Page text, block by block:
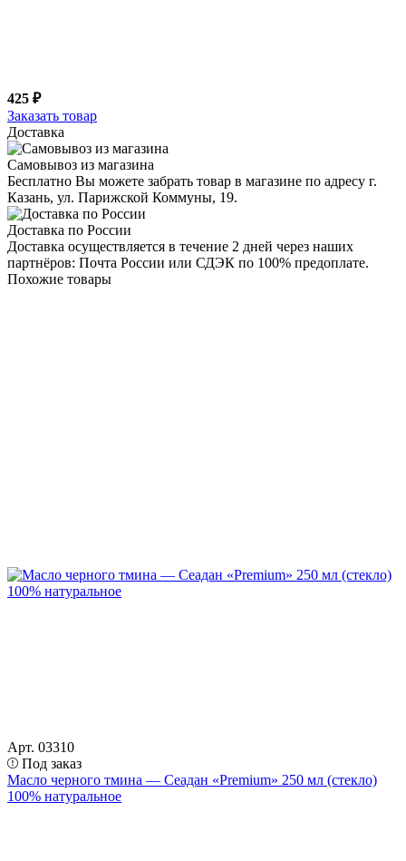
425 ₽
Заказать товар
Доставка
Самовывоз из магазина
Бесплатно Вы можете забрать товар в магазине по адресу г.
Казань, ул. Парижской Коммуны, 19.
Доставка по России
Доставка осуществляется в течение 2 дней через наших
партнёров: Почта России или СДЭК по 100% предоплате.
Похожие товары
Арт. 03310
Под заказ
Масло черного тмина — Сеадан «Premium» 250 мл (стекло)
100% натуральное